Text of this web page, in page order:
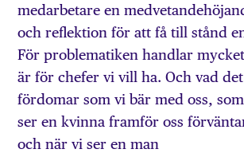
medarbetare en
och reflektion för att få till stånd
För problematiken handlar
är för chefer vi vill ha. Och vad
fördomar som vi bär med oss,
ser en kvinna framför oss
och när vi ser en man